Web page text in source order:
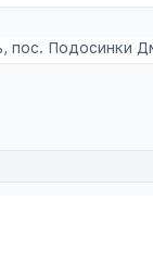
пос. Подосинки